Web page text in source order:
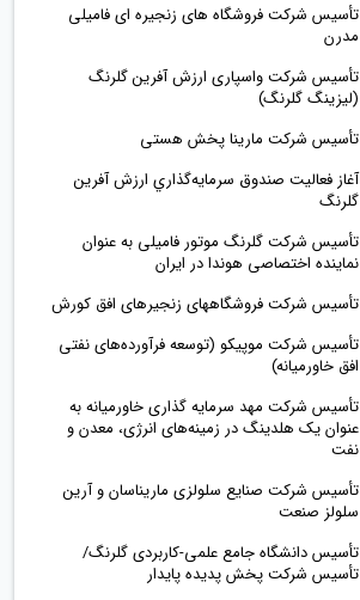
تأسیس شرکت فروشگاه های زنجیره ای فامیلی
مدرن
تأسیس شرکت واسپاری ارزش آفرین گلرنگ
(لیزینگ گلرنگ)
تأسیس شرکت مارینا پخش هستی
آغاز فعالیت صندوق سرمايه‌گذاري ارزش آفرين
گلرنگ
تأسیس شرکت گلرنگ موتور فامیلی به عنوان
نماینده اختصاصی هوندا در ایران
تأسیس شرکت فروشگاه­های زنجیره­ای افق کورش
تأسیس شرکت موپیکو (توسعه فرآورده‌های نفتی
افق خاورمیانه)
تأسیس شرکت مهد سرمایه ‌گذاری خاورمیانه به
عنوان یک هلدینگ در زمینه‌های انرژی، معدن و
نفت
تأسیس شرکت صنایع سلولزی ماریناسان و آرین
سلولز صنعت
تأسیس دانشگاه جامع علمی-كاربردی گلرنگ/
تأسیس شركت پخش پدیده پایدار